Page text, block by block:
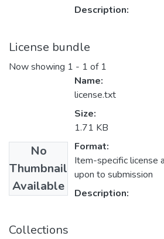
Description:
License bundle
Now showing 1 - 1 of 1
No
Thumbnail
Available
Name:
license.txt
Size:
1.71 KB
Format:
Item-specific license
upon to submission
Description:
Collections